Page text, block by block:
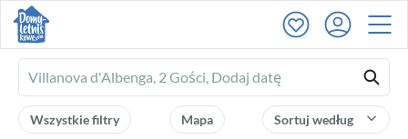
Ferienhausmiete
logo
Sortuj według
Mapa
Wszystkie filtry